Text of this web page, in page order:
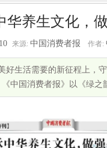
华养生文化，
来源: 中国消费者报 作者:
好生活需要的新征程上，
中国消费者报》以《绿